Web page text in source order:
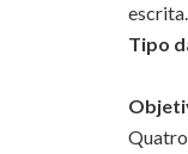
escrita.
Tipo